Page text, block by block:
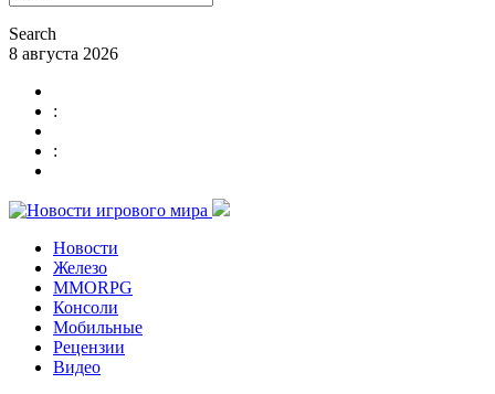
Search
8 августа 2026
:
:
Новости
Железо
MMORPG
Консоли
Мобильные
Рецензии
Видео